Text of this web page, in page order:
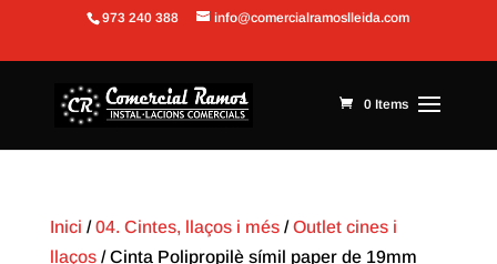
Obre la barra d'eines
973 240 388 info@comercialramoslleida.com
0 Items
Inici /04. Cintes, llaços i més/Outlet cines i
llaços/ Cinta Polipropilè símil paper de 19mm